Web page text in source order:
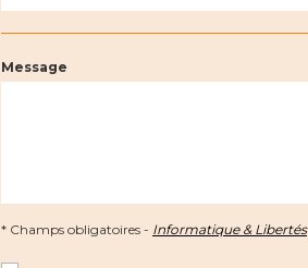
Message
* Champs obligatoires - Informatique & Libertés